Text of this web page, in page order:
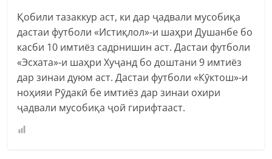
Қобили тазаккур аст, ки дар ҷадвали мусобиқа
дастаи футболи «Истиқлол»-и шаҳри Душанбе бо
касби 10 имтиёз садрнишин аст. Дастаи футболи
«Эсхата»-и шаҳри Хуҷанд бо доштани 9 имтиёз
дар зинаи дуюм аст. Дастаи футболи «Кӯктош»-и
ноҳияи Рӯдакӣ бе имтиёз дар зинаи охири
ҷадвали мусобиқа ҷой гирифтааст.